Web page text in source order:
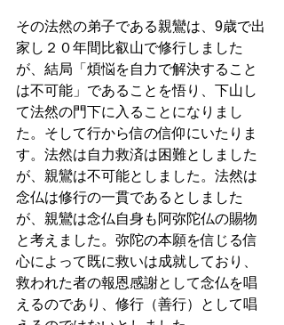
その法然の弟子である親鸞は、9歳で出
家し２０年間比叡山で修行しました
が、結局「煩悩を自力で解決すること
は不可能」であることを悟り、下山し
て法然の門下に入ることになりまし
た。そして行から信の信仰にいたりま
す。法然は自力救済は困難としました
が、親鸞は不可能としました。法然は
念仏は修行の一貫であるとしました
が、親鸞は念仏自身も阿弥陀仏の賜物
と考えました。弥陀の本願を信じる信
心によって既に救いは成就しており、
救われた者の報恩感謝として念仏を唱
えるのであり、修行（善行）として唱